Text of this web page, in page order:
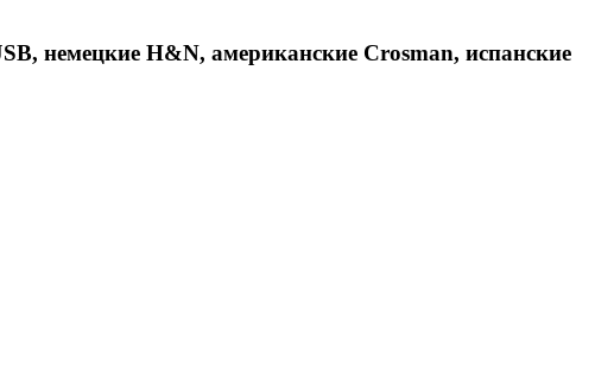
немецкие H&N, американские Crosman, испанские